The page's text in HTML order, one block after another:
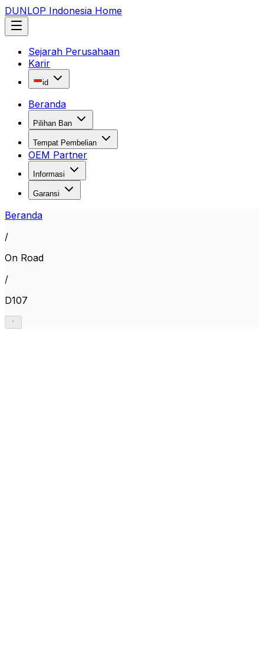
DUNLOP Indonesia Home
Sejarah Perusahaan
Karir
id
Beranda
Pilihan Ban
Tempat Pembelian
OEM Partner
Informasi
Garansi
Beranda
/
On Road
/
D107